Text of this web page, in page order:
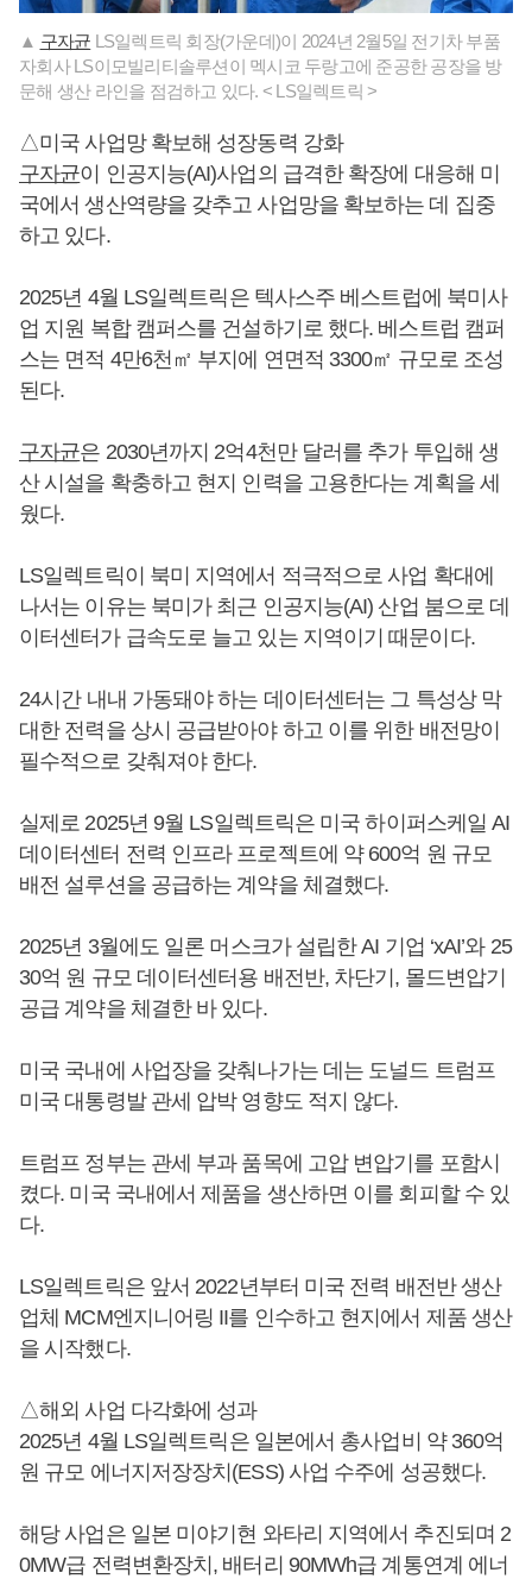
▲ 구자균 LS일렉트릭 회장(가운데)이 2024년 2월5일 전기차 부품
자회사 LS이모빌리티솔루션이 멕시코 두랑고에 준공한 공장을 방
문해 생산 라인을 점검하고 있다. < LS일렉트릭 >
△미국 사업망 확보해 성장동력 강화
구자균이 인공지능(AI)사업의 급격한 확장에 대응해 미
국에서 생산역량을 갖추고 사업망을 확보하는 데 집중
하고 있다.
2025년 4월 LS일렉트릭은 텍사스주 베스트럽에 북미사
업 지원 복합 캠퍼스를 건설하기로 했다. 베스트럽 캠퍼
스는 면적 4만6천㎡ 부지에 연면적 3300㎡ 규모로 조성
된다.
구자균은 2030년까지 2억4천만 달러를 추가 투입해 생
산 시설을 확충하고 현지 인력을 고용한다는 계획을 세
웠다.
LS일렉트릭이 북미 지역에서 적극적으로 사업 확대에
나서는 이유는 북미가 최근 인공지능(AI) 산업 붐으로 데
이터센터가 급속도로 늘고 있는 지역이기 때문이다.
24시간 내내 가동돼야 하는 데이터센터는 그 특성상 막
대한 전력을 상시 공급받아야 하고 이를 위한 배전망이
필수적으로 갖춰져야 한다.
실제로 2025년 9월 LS일렉트릭은 미국 하이퍼스케일 AI
데이터센터 전력 인프라 프로젝트에 약 600억 원 규모
배전 설루션을 공급하는 계약을 체결했다.
2025년 3월에도 일론 머스크가 설립한 AI 기업 ‘xAI’와 25
30억 원 규모 데이터센터용 배전반, 차단기, 몰드변압기
공급 계약을 체결한 바 있다.
미국 국내에 사업장을 갖춰나가는 데는 도널드 트럼프
미국 대통령발 관세 압박 영향도 적지 않다.
트럼프 정부는 관세 부과 품목에 고압 변압기를 포함시
켰다. 미국 국내에서 제품을 생산하면 이를 회피할 수 있
다.
LS일렉트릭은 앞서 2022년부터 미국 전력 배전반 생산
업체 MCM엔지니어링 II를 인수하고 현지에서 제품 생산
을 시작했다.
△해외 사업 다각화에 성과
2025년 4월 LS일렉트릭은 일본에서 총사업비 약 360억
원 규모 에너지저장장치(ESS) 사업 수주에 성공했다.
해당 사업은 일본 미야기현 와타리 지역에서 추진되며 2
0MW급 전력변환장치, 배터리 90MWh급 계통연계 에너